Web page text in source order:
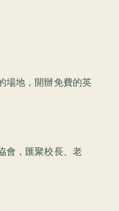
地，開辦免費的英
會，匯聚校長、老